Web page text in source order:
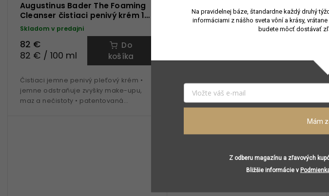
Augustinus Bader The Foaming
Cleanser čistiaci penivý krém 100
ml
Skladom v predajni
82 €
82 € / 100 ml
Do
košíka
Čistiaci jemne penivý pleťový krém •
jemne odstraňuje zvyšky make-upu,
maz a nečistoty • patentovaná
Treatment krém na ruky 50 ml
hĺbkovo vyživuje suchú a popraskanú
pokožku • upokojuje a regeneruje•
Na pravidelnej báze, štandardne každý druhý
informáciami z nášho sveta vôní a krásy,
budete môcť dostávať
Mám
Z odberu magazínu a zľavových
Bližšie informácie v